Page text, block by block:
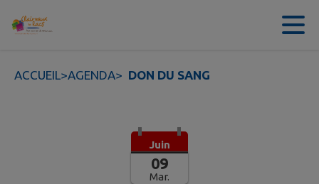
Contenu
ACCUEIL>AGENDA> DON DU SANG
Juin
09
Mar.